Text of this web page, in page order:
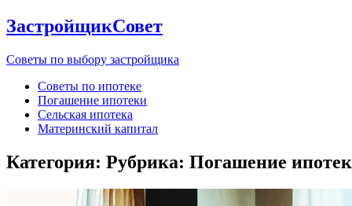
ЗастройщикСовет
Советы по выбору застройщика
Советы по ипотеке
Погашение ипотеки
Сельская ипотека
Материнский капитал
Категория: Рубрика: Погашение